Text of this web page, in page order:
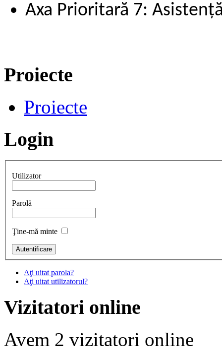
Axa Prioritară 7:
Proiecte
Proiecte
Login
Utilizator
Parolă
Ţine-mă minte
Aţi uitat parola?
Aţi uitat utilizatorul?
Vizitatori online
Avem 2 vizitatori online